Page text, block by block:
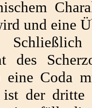
und eine
des
Coda
ist der dritte